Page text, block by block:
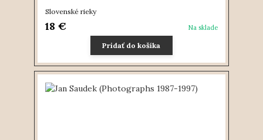
Slovenské rieky
18 € Na sklade
Pridať do košíka